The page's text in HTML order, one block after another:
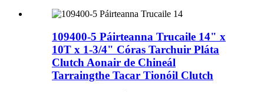
109400-5 Páirteanna Trucaile 14" x
10T x 1-3/4" Córas Tarchuir Pláta
Clutch Aonair de Chineál
Tarraingthe Tacar Tionóil Clutch